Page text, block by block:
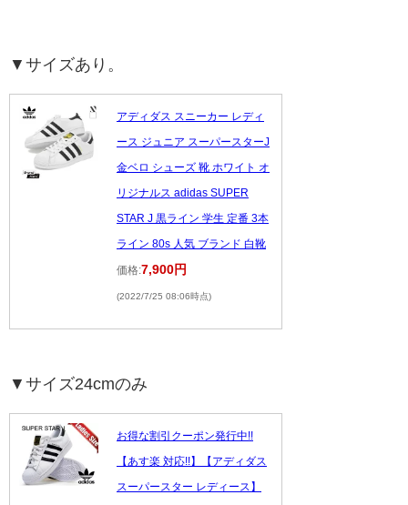
▼サイズあり。
アディダス スニーカー レディ
ース ジュニア スーパースターJ
金ベロ シューズ 靴 ホワイト オ
リジナルス adidas SUPER
STAR J 黒ライン 学生 定番 3本
ライン 80s 人気 ブランド 白靴
価格:7,900円
(2022/7/25 08:06時点)
▼サイズ24cmのみ
お得な割引クーポン発行中!!
【あす楽 対応!!】【アディダス
スーパースター レディース】